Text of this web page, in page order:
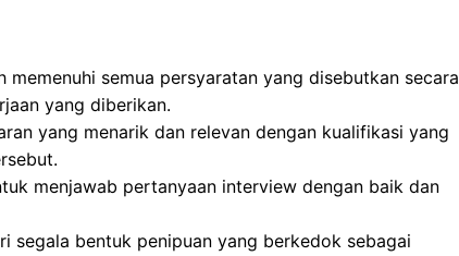
memenuhi semua persyaratan yang disebutkan secara
yang diberikan.
yang menarik dan relevan dengan kualifikasi yang
menjawab pertanyaan interview dengan baik dan
segala bentuk penipuan yang berkedok sebagai